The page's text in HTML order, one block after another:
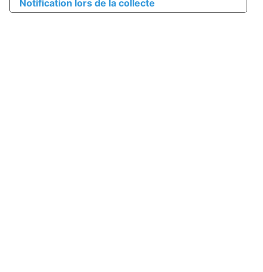
Notification lors de la collecte